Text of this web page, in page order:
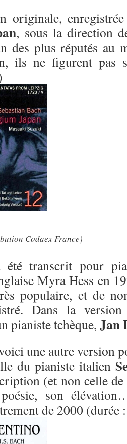
originale,
, sous la direction
des plus réputés au
ils ne figurent pas
Codaex France)
été transcrit pour
Myra Hess en
populaire, et de
Dans la version
pianiste tchèque, Jan
une autre version
du pianiste italien
(et non celle
son
de 2000 (durée